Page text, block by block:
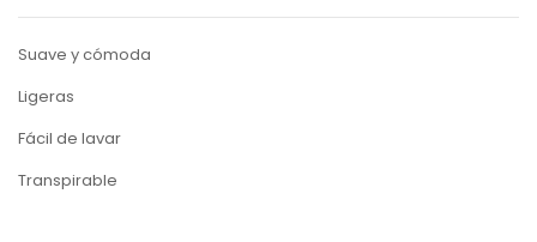
Suave y cómoda
Ligeras
Fácil de lavar
Transpirable